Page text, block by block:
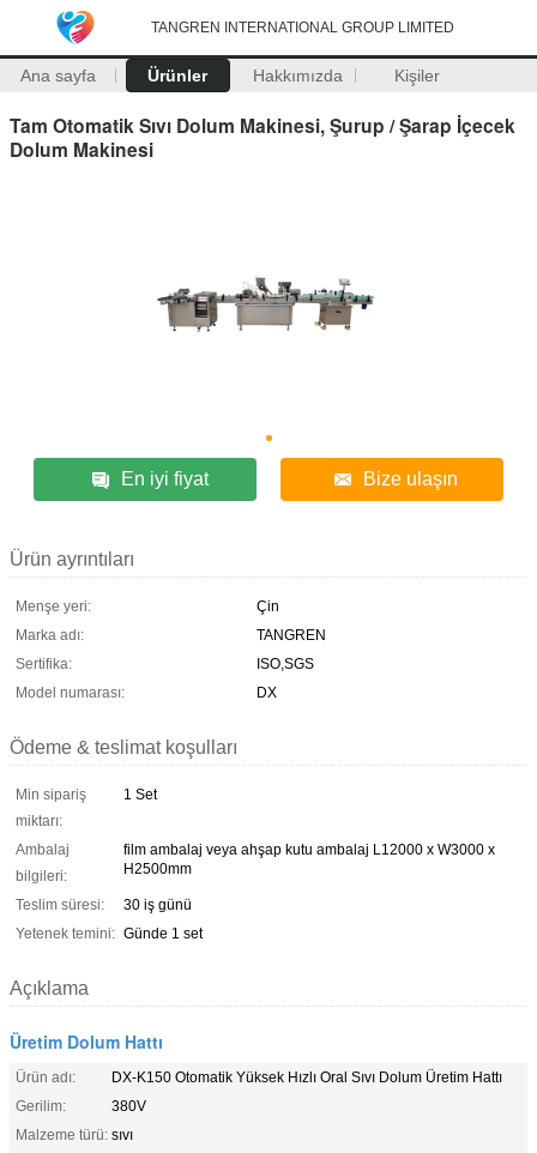
TANGREN INTERNATIONAL GROUP LIMITED
Ana sayfa Ürünler Hakkımızda Kişiler
Tam Otomatik Sıvı Dolum Makinesi, Şurup / Şarap İçecek
Dolum Makinesi
En iyi fiyat Bize ulaşın
Ürün ayrıntıları
Menşe yeri:
Çin
Marka adı:
TANGREN
Sertifika:
ISO,SGS
Model numarası:
DX
Ödeme & teslimat koşulları
Min sipariş
miktarı:
1 Set
Ambalaj
bilgileri:
film ambalaj veya ahşap kutu ambalaj L12000 x W3000 x
H2500mm
Teslim süresi:
30 iş günü
Yetenek temini: Günde 1 set
Açıklama
Üretim Dolum Hattı
Ürün adı:
DX-K150 Otomatik Yüksek Hızlı Oral Sıvı Dolum Üretim Hattı
Gerilim:
380V
Malzeme türü: sıvı